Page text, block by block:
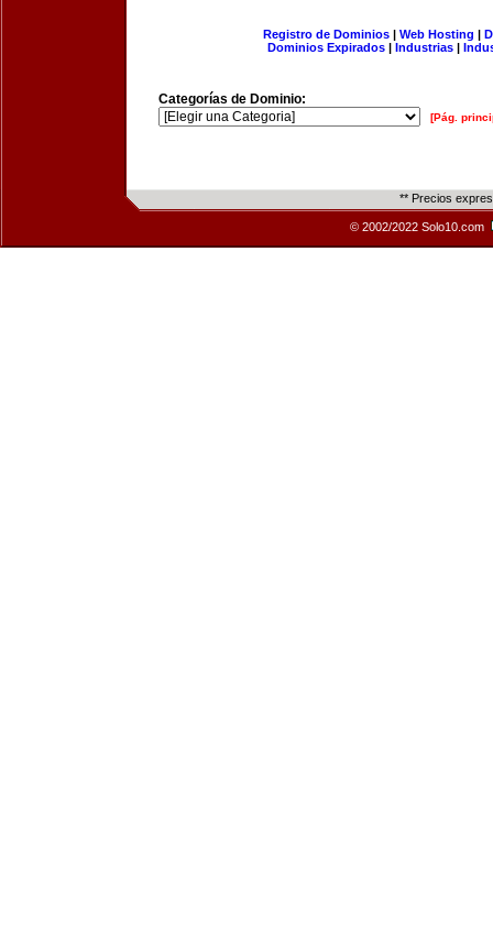
Registro de Dominios| Web Hosting |
Dominios Expirados | Industrias |
Categorías de Dominio:
[Pág.
** Precios
© 2002/2022 Solo10.com